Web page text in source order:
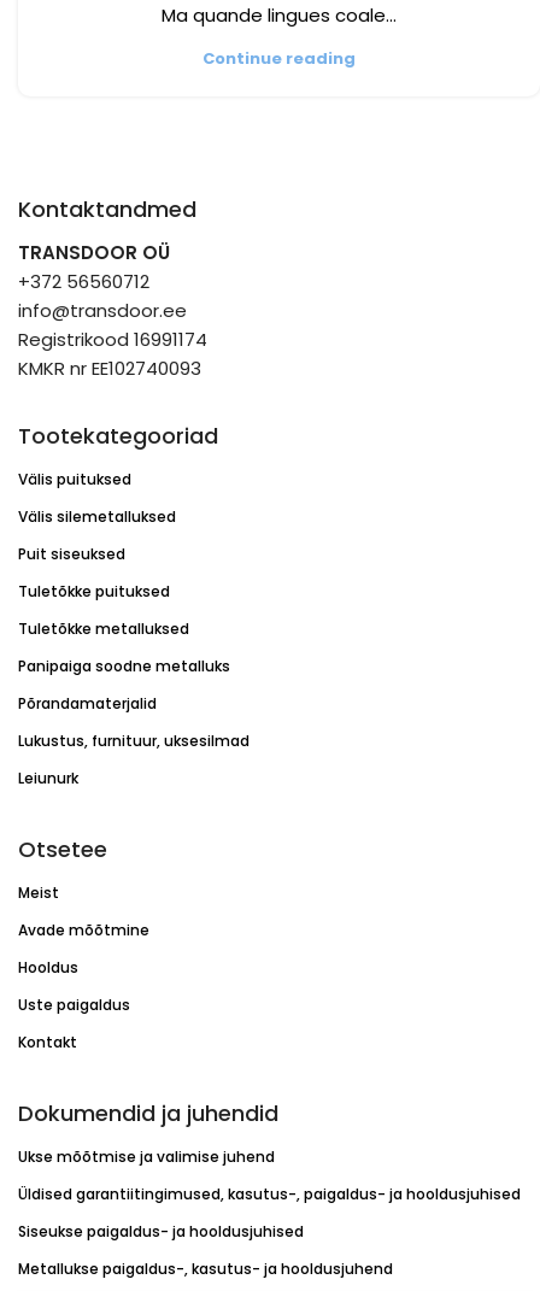
Ma quande lingues coale...
Continue reading
Kontaktandmed
TRANSDOOR OÜ
+372 56560712
info@transdoor.ee
Registrikood 16991174
KMKR nr EE102740093
Tootekategooriad
Välis puituksed
Välis silemetalluksed
Puit siseuksed
Tuletõkke puituksed
Tuletõkke metalluksed
Panipaiga soodne metalluks
Põrandamaterjalid
Lukustus, furnituur, uksesilmad
Leiunurk
Otsetee
Meist
Avade mõõtmine
Hooldus
Uste paigaldus
Kontakt
Dokumendid ja juhendid
Ukse mõõtmise ja valimise juhend
Üldised garantiitingimused, kasutus-, paigaldus- ja hooldusjuhised
Siseukse paigaldus- ja hooldusjuhised
Metallukse paigaldus-, kasutus- ja hooldusjuhend